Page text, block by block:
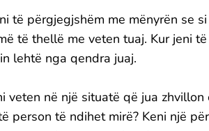
të përgjegjshëm me mënyrën se
të thellë me veten tuaj. Kur jeni
lehtë nga qendra juaj.
veten në një situatë që jua
person të ndihet mirë? Keni një